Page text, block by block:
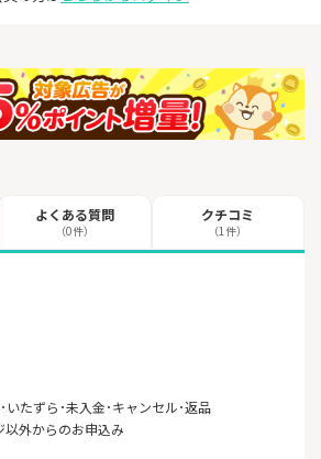
よくある質問
（0件）
クチコミ
（1件）
たずら･未入金･キャンセル･返品
外からのお申込み